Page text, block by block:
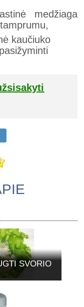
medžiaga
kaučiuko
SVORIO